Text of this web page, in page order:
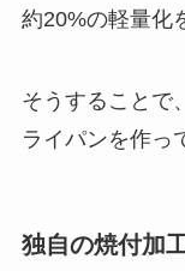
約20%の軽量化
そうすることで
ライパンを作っ
独自の焼付加